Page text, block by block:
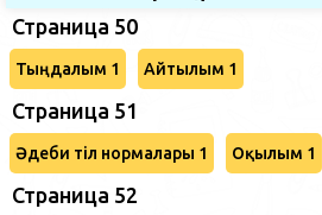
Страница 50
Тыңдалым 1 Айтылым 1
Страница 51
Әдеби тіл нормалары 1 Оқылым 1
Страница 52